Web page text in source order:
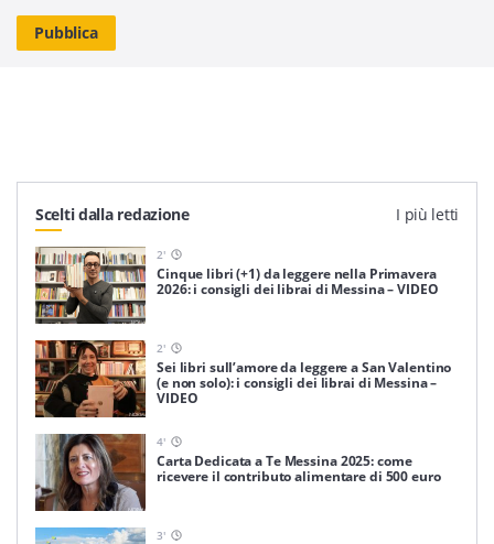
Scelti dalla redazione I più letti
2'
Cinque libri (+1) da leggere nella Primavera
2026: i consigli dei librai di Messina – VIDEO
2'
Sei libri sull’amore da leggere a San Valentino
(e non solo): i consigli dei librai di Messina –
VIDEO
4'
Carta Dedicata a Te Messina 2025: come
ricevere il contributo alimentare di 500 euro
3'